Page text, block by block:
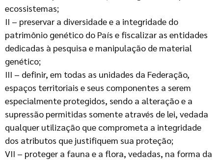
ecossistemas;
II – preservar a diversidade e a integridade do
patrimônio genético do País e fiscalizar as entidades
dedicadas à pesquisa e manipulação de material
genético;
III – definir, em todas as unidades da Federação,
espaços territoriais e seus componentes a serem
especialmente protegidos, sendo a alteração e a
supressão permitidas somente através de lei, vedada
qualquer utilização que comprometa a integridade
dos atributos que justifiquem sua proteção;
VII – proteger a fauna e a flora, vedadas, na forma da